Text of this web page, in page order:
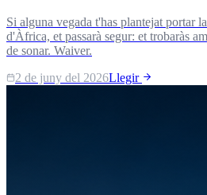
Si alguna vegada t'has plantejat portar
d'Àfrica, et passarà segur: et trobaràs
de sonar. Waiver.
2 de juny del 2026Llegir